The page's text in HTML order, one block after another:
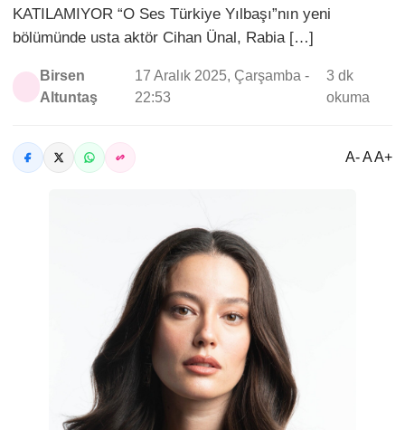
KATILAMIYOR “O Ses Türkiye Yılbaşı”nın yeni
bölümünde usta aktör Cihan Ünal, Rabia […]
Birsen
Altuntaş
17 Aralık 2025, Çarşamba -
22:53
3 dk
okuma
A- A A+